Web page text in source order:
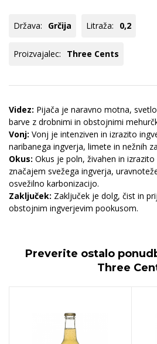
Država: Grčija Litraža: 0,2
Proizvajalec: Three Cents
Videz: Pijača je naravno motna,
barve z drobnimi in obstojnimi
Vonj: Vonj je intenziven in izrazito
naribanega ingverja, limete in nežnih
Okus: Okus je poln, živahen in
značajem svežega ingverja,
osvežilno karbonizacijo.
Zaključek: Zaključek je dolg, čist in
obstojnim ingverjevim pookusom.
Preverite ostalo
Three